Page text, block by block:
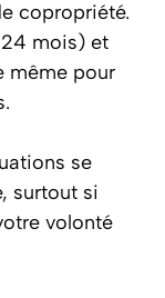
copropriété.
mois) et
même pour
se
surtout si
volonté